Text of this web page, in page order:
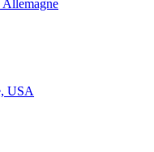
Allemagne
USA